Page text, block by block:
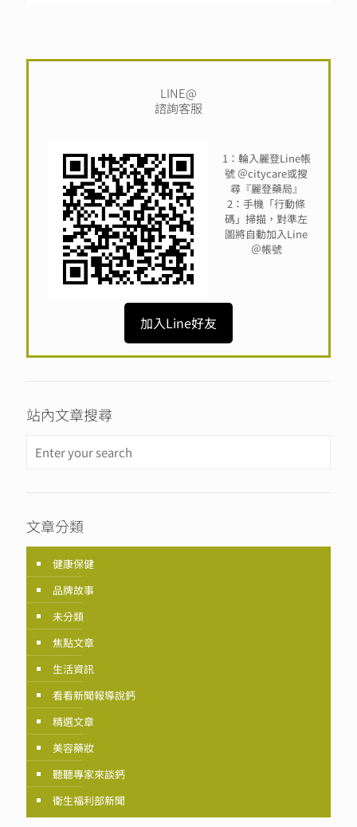
LINE@
諮詢客服
1：輪入麗登Line帳
號 ＠citycare或搜
尋『麗登藥局』
2：手機「行動條
碼」掃描，對準左
圖將自動加入Line
＠帳號
加入Line好友
站內文章搜尋
文章分類
健康保健
品牌故事
未分類
焦點文章
生活資訊
看看新聞報導說鈣
精選文章
美容藥妝
聽聽專家來談鈣
衛生福利部新聞